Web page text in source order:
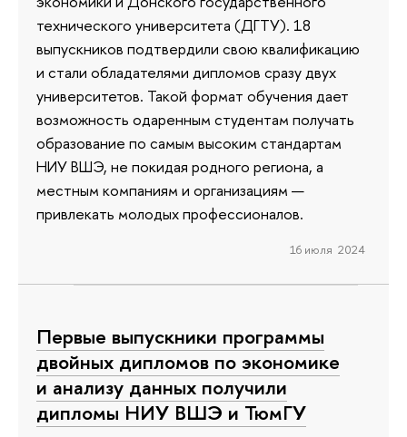
технического университета (ДГТУ). 18
выпускников подтвердили свою квалификацию
и стали обладателями дипломов сразу двух
университетов. Такой формат обучения дает
возможность одаренным студентам получать
образование по самым высоким стандартам
НИУ ВШЭ, не покидая родного региона, а
местным компаниям и организациям —
привлекать молодых профессионалов.
16 июля 2024
Первые выпускники программы
двойных дипломов по экономике
и анализу данных получили
дипломы НИУ ВШЭ и ТюмГУ